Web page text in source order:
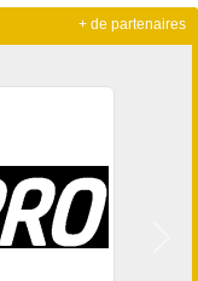
+ de partenaires